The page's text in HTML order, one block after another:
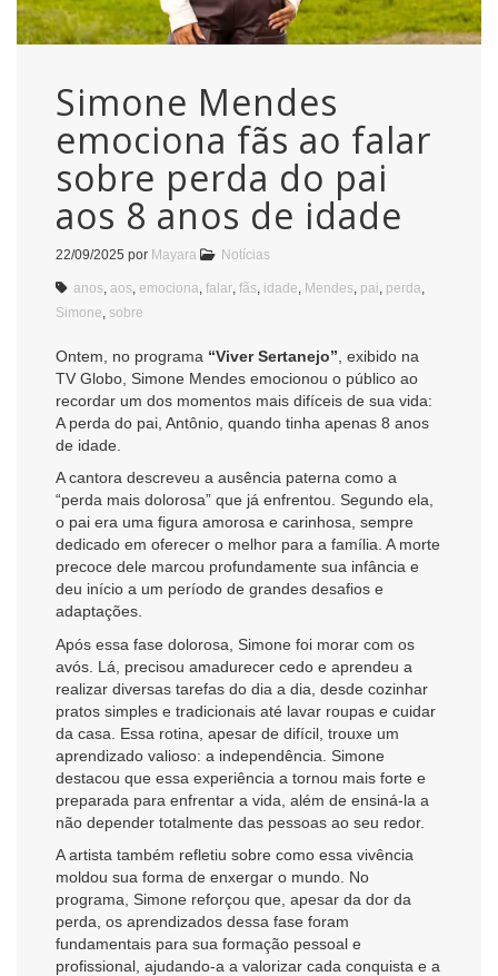
Simone Mendes
emociona fãs ao falar
sobre perda do pai
aos 8 anos de idade
22/09/2025 por Mayara Notícias
anos aos emociona falar fãs idade Mendes pai perda
Simone sobre
Ontem, no programa “Viver Sertanejo” , exibido na
TV Globo, Simone Mendes emocionou o público ao
recordar um dos momentos mais difíceis de sua vida:
A perda do pai, Antônio, quando tinha apenas 8 anos
de idade.
A cantora descreveu a ausência paterna como a
“perda mais dolorosa” que já enfrentou. Segundo ela,
o pai era uma figura amorosa e carinhosa, sempre
dedicado em oferecer o melhor para a família. A morte
precoce dele marcou profundamente sua infância e
deu início a um período de grandes desafios e
adaptações.
Após essa fase dolorosa, Simone foi morar com os
avós. Lá, precisou amadurecer cedo e aprendeu a
realizar diversas tarefas do dia a dia, desde cozinhar
pratos simples e tradicionais até lavar roupas e cuidar
da casa. Essa rotina, apesar de difícil, trouxe um
aprendizado valioso: a independência. Simone
destacou que essa experiência a tornou mais forte e
preparada para enfrentar a vida, além de ensiná-la a
não depender totalmente das pessoas ao seu redor.
A artista também refletiu sobre como essa vivência
moldou sua forma de enxergar o mundo. No
programa, Simone reforçou que, apesar da dor da
perda, os aprendizados dessa fase foram
fundamentais para sua formação pessoal e
profissional, ajudando-a a valorizar cada conquista e a